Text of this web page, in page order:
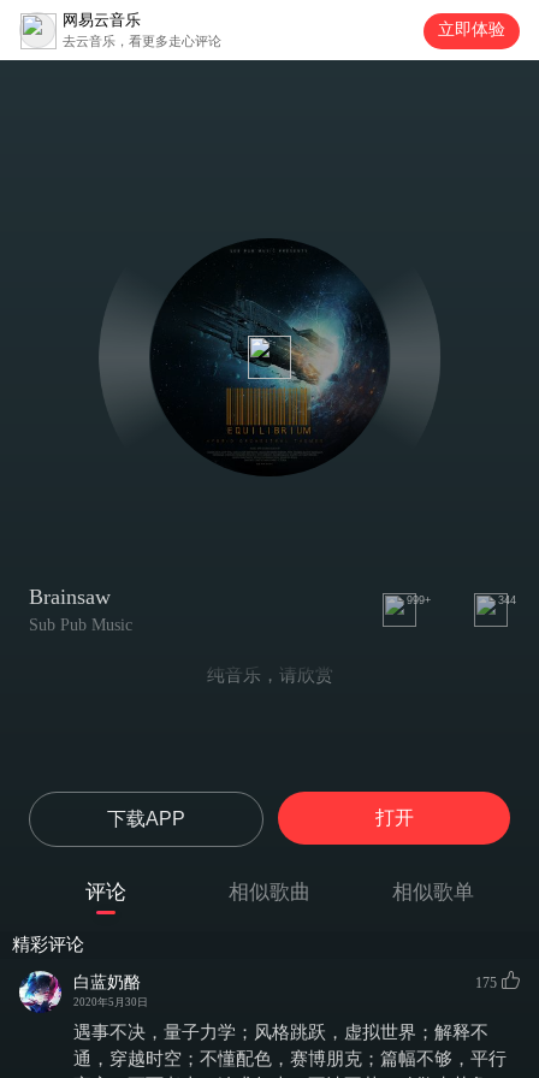
网易云音乐
去云音乐，看更多走心评论
立即体验
Brainsaw
Sub Pub Music
999+ 344
纯音乐，请欣赏
下载APP 打开
评论 相似歌曲 相似歌单
精彩评论
白蓝奶酪
2020年5月30日
175
遇事不决，量子力学；风格跳跃，虚拟世界；解释不
通，穿越时空；不懂配色，赛博朋克；篇幅不够，平行